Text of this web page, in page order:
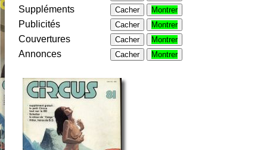
Suppléments Cacher Montrer
Publicités Cacher Montrer
Couvertures Cacher Montrer
Annonces Cacher Montrer